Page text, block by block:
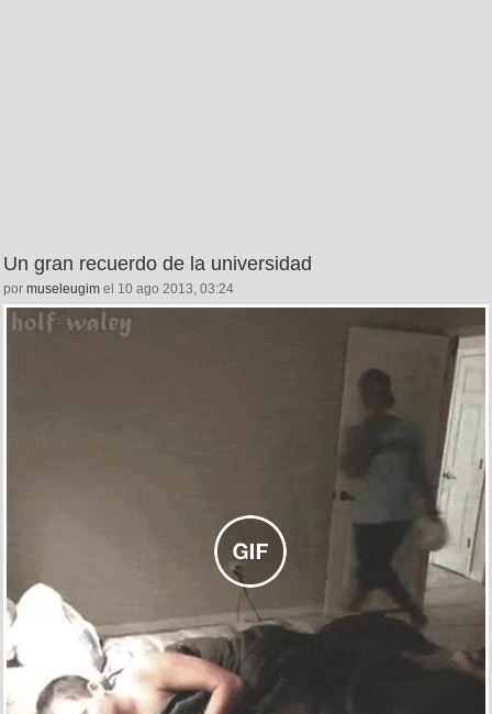
Un gran recuerdo de la universidad
por museleugim el 10 ago 2013, 03:24